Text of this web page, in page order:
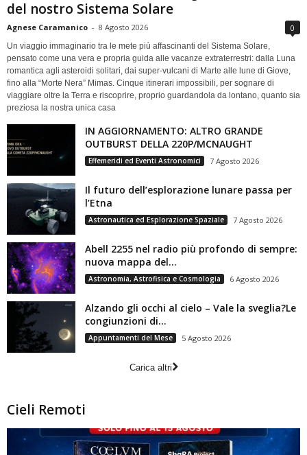
del nostro Sistema Solare
Agnese Caramanico - 8 Agosto 2026 0
Un viaggio immaginario tra le mete più affascinanti del Sistema Solare,
pensato come una vera e propria guida alle vacanze extraterrestri: dalla Luna
romantica agli asteroidi solitari, dai super-vulcani di Marte alle lune di Giove,
fino alla “Morte Nera” Mimas. Cinque itinerari impossibili, per sognare di
viaggiare oltre la Terra e riscoprire, proprio guardandola da lontano, quanto sia
preziosa la nostra unica casa
IN AGGIORNAMENTO: ALTRO GRANDE
OUTBURST DELLA 220P/MCNAUGHT
Effemeridi ed Eventi Astronomici 7 Agosto 2026
Il futuro dell’esplorazione lunare passa per
l’Etna
Astronautica ed Esplorazione Spaziale 7 Agosto 2026
Abell 2255 nel radio più profondo di sempre:
nuova mappa del...
Astronomia, Astrofisica e Cosmologia 6 Agosto 2026
Alzando gli occhi al cielo – Vale la sveglia?Le
congiunzioni di...
Appuntamenti del Mese 5 Agosto 2026
Carica altri
Cieli Remoti